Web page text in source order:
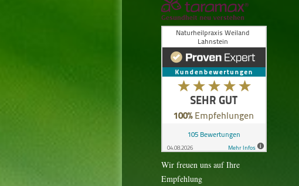
Wir freuen uns auf Ihre
Empfehlung